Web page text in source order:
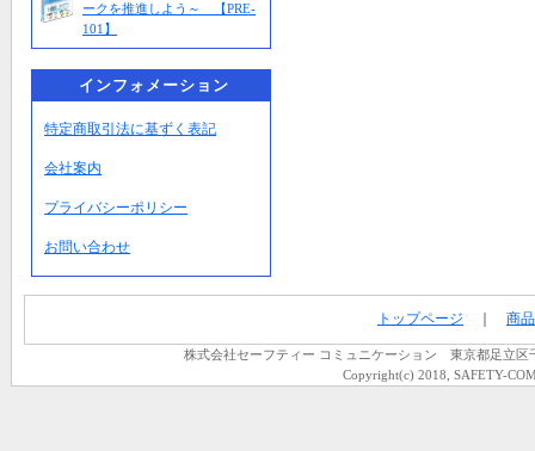
ークを推進しよう～ 【PRE-
101】
インフォメーション
特定商取引法に基ずく表記
会社案内
プライバシーポリシー
お問い合わせ
トップページ 商
株式会社セーフティー コミュニケーション 東京都足立
Copyright(c) 2018, SAFETY-